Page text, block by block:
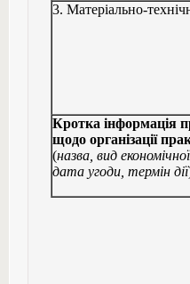
3. Матеріально-
Кротка інформація
щодо організації
(назва, вид
дата угоди, термін дії